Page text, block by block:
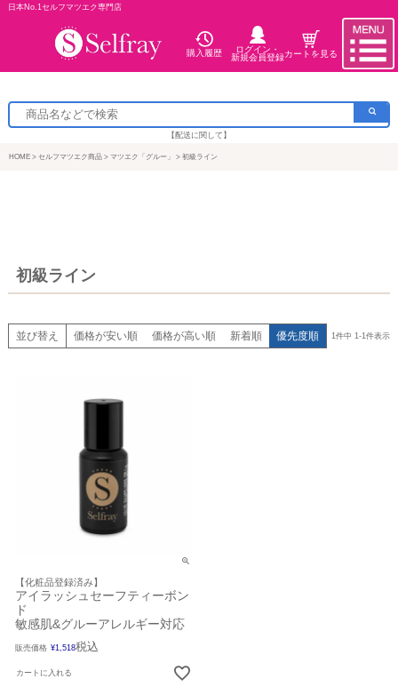
日本No.1セルフマツエク専門店
購入履歴
ログイン・
新規会員登録カートを見る
【配送に関して】
HOME セルフマツエク商品 マツエク「グルー」 初級ライン
初級ライン
並び替え 価格が安い順 価格が高い順 新着順 優先度順 1件中 1-1件表示
【化粧品登録済み】
アイラッシュセーフティーボン
ド
敏感肌&グルーアレルギー対応
販売価格 ¥1,518税込
カートに入れる